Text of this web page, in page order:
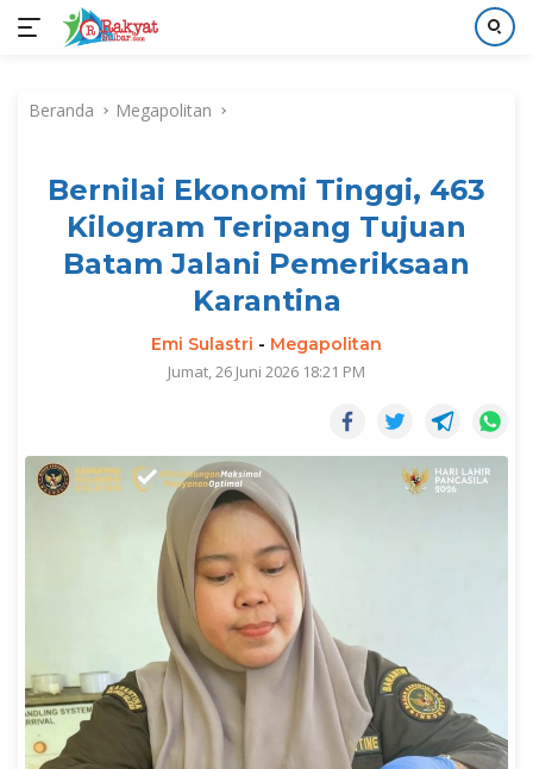
kontenBeranda Megapolitan
Bernilai Ekonomi Tinggi, 463
Kilogram Teripang Tujuan
Batam Jalani Pemeriksaan
Karantina
Emi Sulastri - Megapolitan
Jumat, 26 Juni 2026 18:21 PM